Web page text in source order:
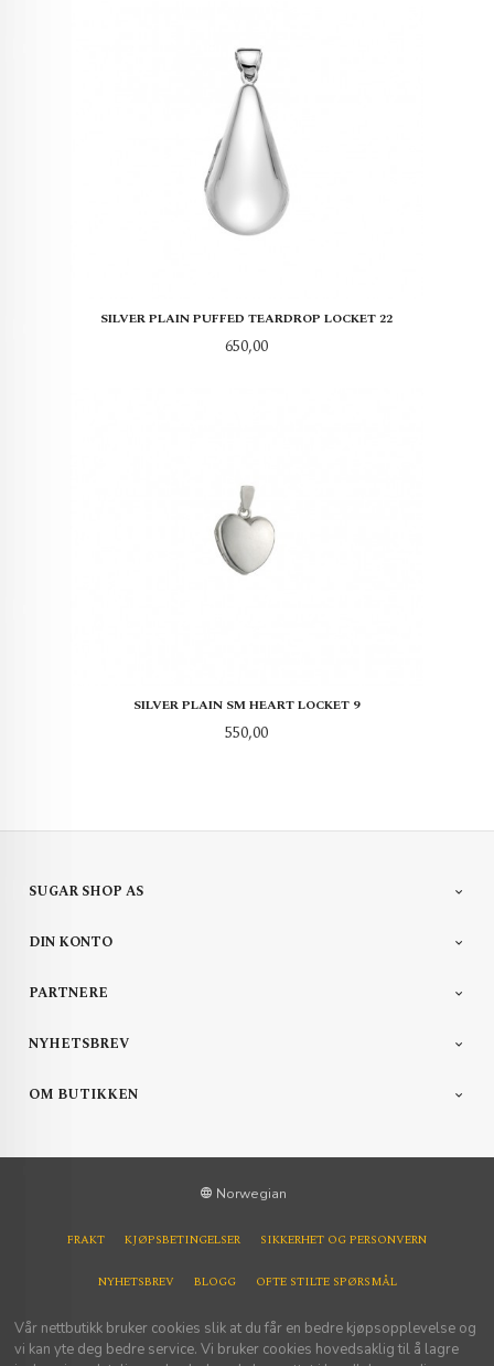
SILVER PLAIN PUFFED TEARDROP LOCKET 22
Pris
650,00
SILVER PLAIN SM HEART LOCKET 9
Pris
550,00
SUGAR SHOP AS
DIN KONTO
PARTNERE
NYHETSBREV
OM BUTIKKEN
Norwegian
FRAKT KJØPSBETINGELSER SIKKERHET OG PERSONVERN
NYHETSBREV BLOGG OFTE STILTE SPØRSMÅL
Vår nettbutikk bruker cookies slik at du får en bedre kjøpsopplevelse og
vi kan yte deg bedre service. Vi bruker cookies hovedsaklig til å lagre